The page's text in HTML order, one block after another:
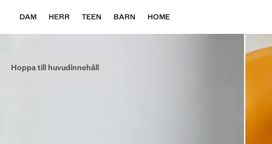
Hoppa till huvudinnehåll
DAM HERR TEEN BARN HOME